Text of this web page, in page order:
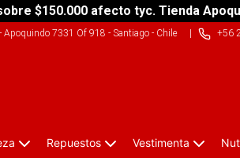
sobre $150.000 afecto tyc. Tienda
Apoquindo 7331 Of 918 - Santiago - Chile| +56
Repuestos Vestimenta